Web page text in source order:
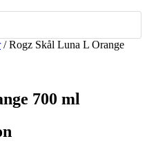
/ Rogz Skål Luna L Orange
700 ml